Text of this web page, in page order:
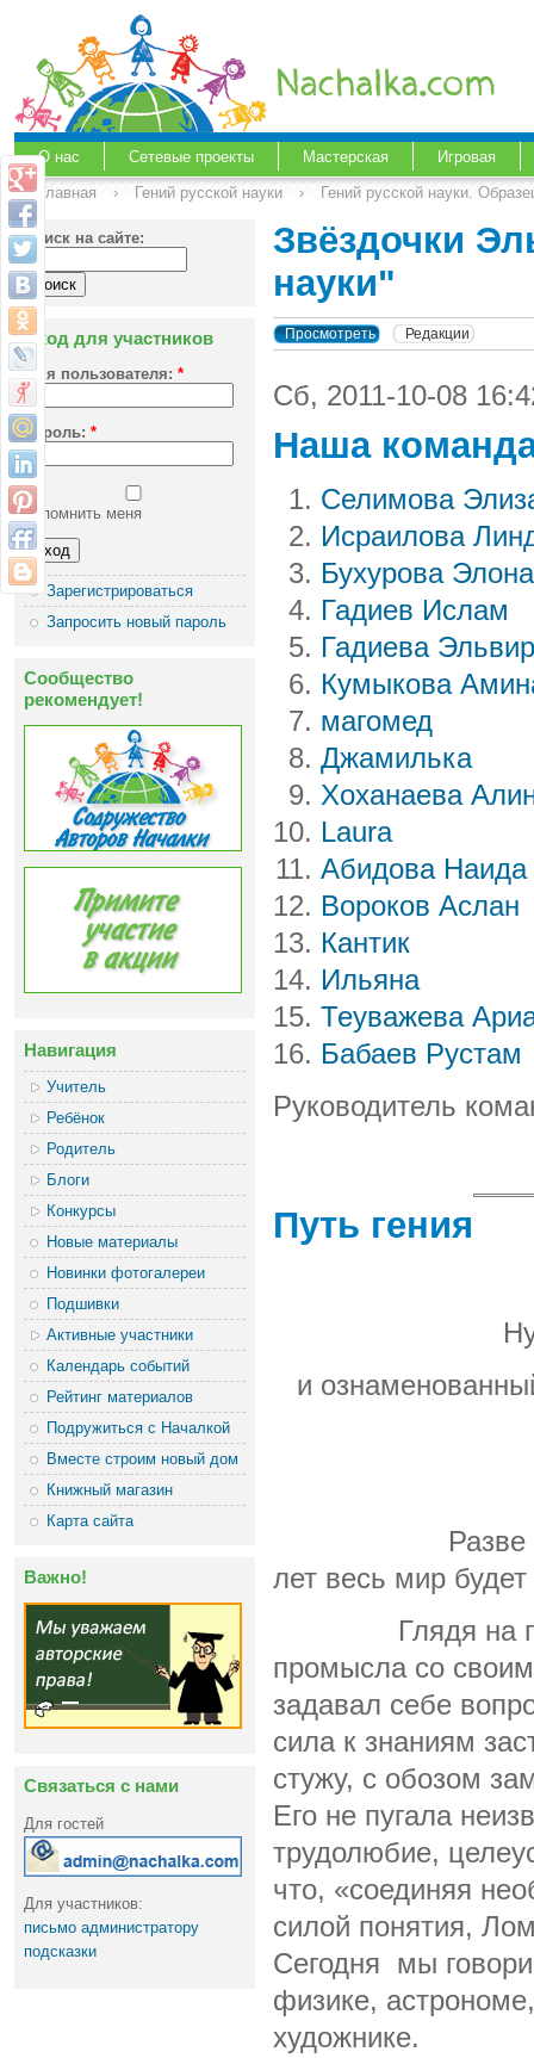
О нас Сетевые проекты Мастерская
Игровая
Главная
› Гений русской науки › Гений русской науки.
Поиск на сайте:
Вход для участников
Имя пользователя: *
Пароль: *
Запомнить меня
Зарегистрироваться
Запросить новый пароль
Сообщество
рекомендует!
Навигация
Учитель
Ребёнок
Родитель
Блоги
Конкурсы
Новые материалы
Новинки фотогалереи
Подшивки
Активные участники
Календарь событий
Рейтинг материалов
Подружиться с Началкой
Вместе строим новый дом
Книжный магазин
Карта сайта
Важно!
Связаться с нами
Для гостей
Для участников:
письмо администратору
подсказки
Звёздочки
науки"
Просмотреть Редакции
Сб, 2011-10-08
Наша
Селимова
Исраилова
Бухурова Элона
Гадиев Ислам
Гадиева
Кумыкова
магомед
Джамилька
Хоханаева
Laura
Абидова Наида
Вороков Аслан
Кантик
Ильяна
Теуважева
Бабаев Рустам
Руководитель
Путь гения
и
лет весь мир
Глядя на
промысла со
задавал себе
сила к знаниям
стужу, с обозом
Его не пугала
трудолюбие,
что, «соединяя
силой понятия,
Сегодня мы
физике,
художнике.